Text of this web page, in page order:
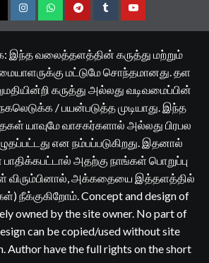
InstagramWhatsappTelegramTumblrYouTube
இந்த வலைத்தளத்தின் கருத்து மற்றும்
மட்டுமே சொந்தமானது. தள
கருத்து அல்லது வடிவமைப்பின்
/ பயன்படுத்த முடியாது. இந்த
யாவுமே வாசகர்களால் அல்லது பிரபல
என நம்பப்படுகிறது. இதனால்
அதற்கு நாங்கள் பொறுப்பு
விரும்பினால், அக்கதையை இத்தளத்தில்
நீக்குகிறோம். Concept and design of
owned by the site owner. No part of
can be copied/used without site
Author have the full rights on the short